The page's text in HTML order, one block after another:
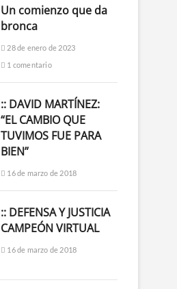
Un comienzo que da
bronca
28 de enero de 2023
1 comentario
:: DAVID MARTÍNEZ:
“EL CAMBIO QUE
TUVIMOS FUE PARA
BIEN”
16 de marzo de 2018
:: DEFENSA Y JUSTICIA
CAMPEÓN VIRTUAL
16 de marzo de 2018